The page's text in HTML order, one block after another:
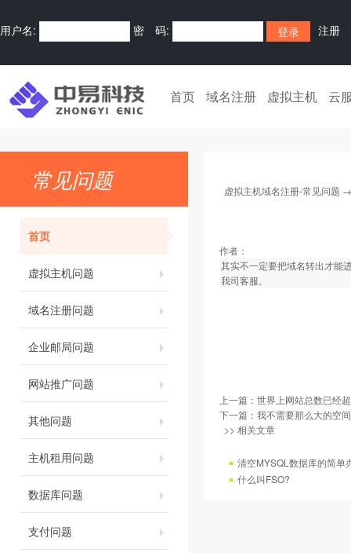
用户名: 密 码: 注册
首页 域名注册 虚拟主机 云
常见问题
首页
虚拟主机问题
域名注册问题
企业邮局问题
网站推广问题
其他问题
主机租用问题
数据库问题
支付问题
虚拟主机域名注册-常见问题
作者：
其实不一定要把域名转出才能
我司客服。
上一篇： 世界上网站总数已经
下一篇： 我不需要那么大的空
>> 相关文章
清空MYSQL数据库的简单
什么叫FSO?